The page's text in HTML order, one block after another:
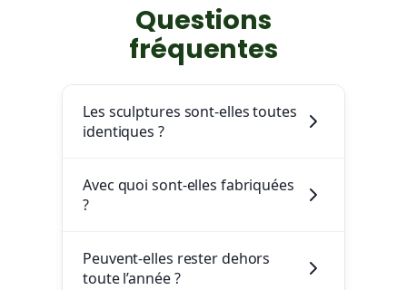
Questions
fréquentes
Les sculptures sont-elles toutes
identiques ?
Avec quoi sont-elles fabriquées
?
Peuvent-elles rester dehors
toute l’année ?